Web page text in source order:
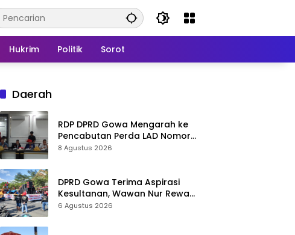
Hukrim Politik Sorot
Daerah
RDP DPRD Gowa Mengarah ke
Pencabutan Perda LAD Nomor
5 Tahun 2016
8 Agustus 2026
DPRD Gowa Terima Aspirasi
Kesultanan, Wawan Nur Rewa
Apresiasi Polresta Gowa
6 Agustus 2026